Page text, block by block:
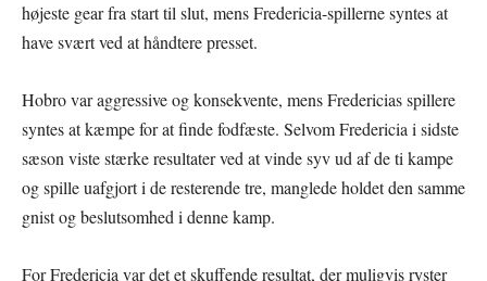
højeste gear fra start til slut, mens Fredericia-spillerne syntes at
have svært ved at håndtere presset.
Hobro var aggressive og konsekvente, mens Fredericias spillere
syntes at kæmpe for at finde fodfæste. Selvom Fredericia i sidste
sæson viste stærke resultater ved at vinde syv ud af de ti kampe
og spille uafgjort i de resterende tre, manglede holdet den samme
gnist og beslutsomhed i denne kamp.
For Fredericia var det et skuffende resultat, der muligvis ryster